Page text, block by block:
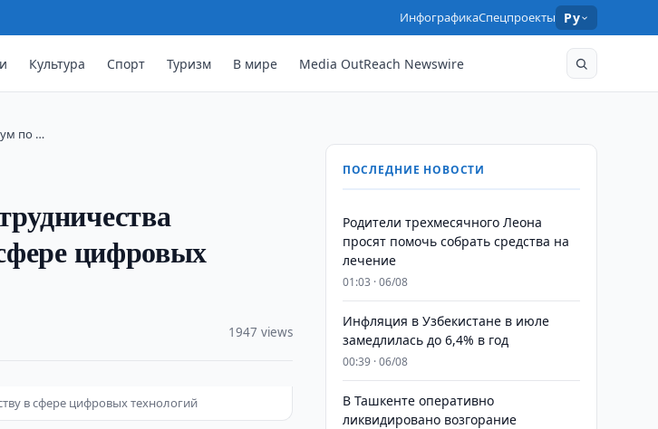
ИнфографикаСпецпроекты Ру
Культура Спорт Туризм В мире Media OutReach Newswire
по …
цифровых
1947 views
в сфере цифровых технологий
ПОСЛЕДНИЕ НОВОСТИ
Родители трехмесячного Леона
просят помочь собрать средства на
лечение
01:03 · 06/08
Инфляция в Узбекистане в июле
замедлилась до 6,4% в год
00:39 · 06/08
В Ташкенте оперативно
ликвидировано возгорание